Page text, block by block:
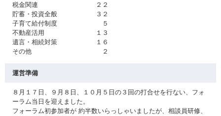
税金関連 ２２
貯蓄・投資全般 ３２
子育て給付制度 ５
不動産活用 １３
遺言・相続対策 １６
その他 ２
運営準備
８月１７日、９月８日、１０月５日の３回の打合せを行ない、フォ
ーラム当日を迎えました。
フォーラム初参加者が 約半数いらっしゃいましたが、相談員研修、